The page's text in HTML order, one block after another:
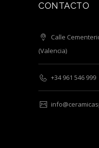
CONTACTO
Calle
(Valencia)
+34 961 546 999